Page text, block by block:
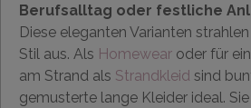
Berufsalltag oder festliche
Diese eleganten Varianten
Stil aus. Als Homewear oder für
am Strand als Strandkleid sind
gemusterte lange Kleider ideal.